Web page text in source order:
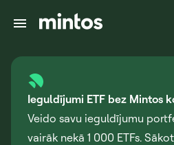
Ieguldījumi ETF bez Mintos
Veido savu ieguldījumu
vairāk nekā 1 000 ETFs.